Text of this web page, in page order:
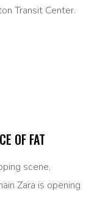
Transit Center.
OF FAT
scene,
Zara is opening